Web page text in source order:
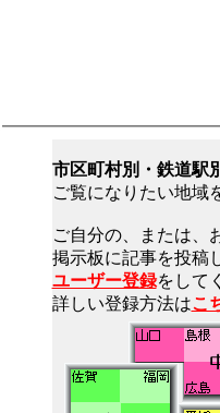
市区町村別・鉄道駅
ご覧になりたい地域
ご自分の、または、
ユーザー登録をして
詳しい登録方法はこ